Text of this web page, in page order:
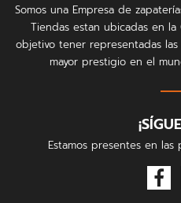
Somos una Empresa de
Tiendas estan ubicadas en
objetivo tener representadas
mayor prestigio en el
Estamos presentes en